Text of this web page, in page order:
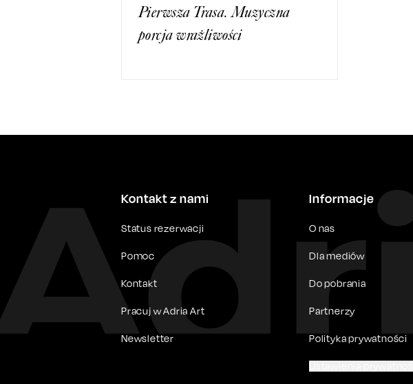
Pierwsza Trasa. Muzyczna
porcja wrażliwości
Kontakt z nami
Status rezerwacji
Pomoc
Kontakt
Pracuj w Adria Art
Newsletter
Informacje
O nas
Dla mediów
Do pobrania
Partnerzy
Polityka prywatności